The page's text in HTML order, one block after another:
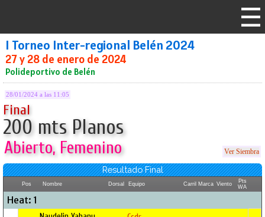
I Torneo Inter-regional Belén 2024
27 y 28 de enero de 2024
Polideportivo de Belén
28/01/2024 a las 11:05
Final
200 mts Planos
Abierto, Femenino Ver Siembra
Resultado Final
Pos Nombre Dorsal Equipo Carril Marca Viento
Pts
WA
Heat: 1